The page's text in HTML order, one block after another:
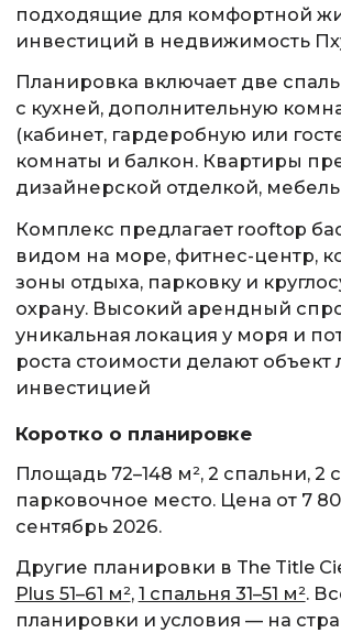
подходящие для комфортной
инвестиций в недвижимость
Планировка включает две
с кухней, дополнительную
(кабинет, гардеробную или
комнаты и балкон. Квартиры
дизайнерской отделкой,
Комплекс предлагает rooftop
видом на море, фитнес-центр,
зоны отдыха, парковку и
охрану. Высокий арендный
уникальная локация у моря и
роста стоимости делают
инвестицией
Коротко о планировке
Площадь 72–148 м², 2 спальни, 2
парковочное место. Цена от 7
сентябрь 2026.
Другие планировки в The Title
Plus 51–61 м², 1 спальня 31–51 м².
планировки и условия — на